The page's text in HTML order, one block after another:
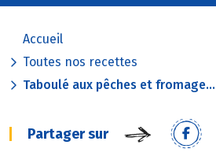
Accueil
Toutes nos recettes
Taboulé aux pêches et fromage...
Partager sur